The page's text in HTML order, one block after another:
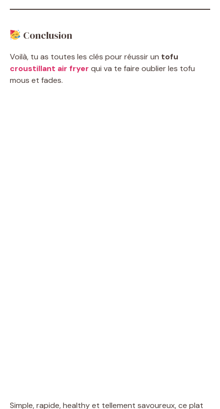
Conclusion
Voilà, tu as toutes les clés pour réussir un tofu
croustillant air fryer qui va te faire oublier les tofu
mous et fades.
Simple, rapide, healthy et tellement savoureux, ce plat